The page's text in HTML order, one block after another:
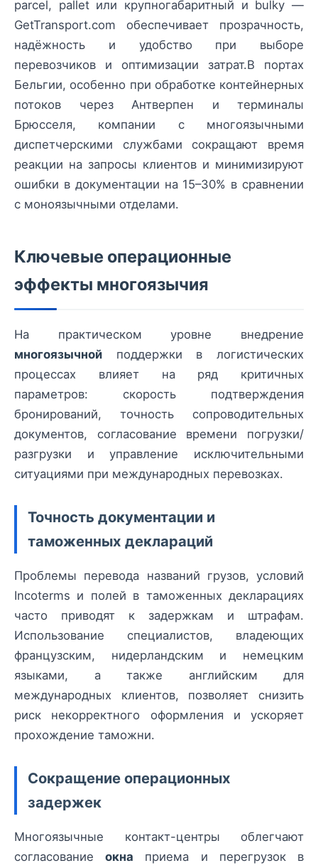
parcel, pallet или крупногабаритный и bulky —
GetTransport.com обеспечивает прозрачность,
надёжность и удобство при выборе
перевозчиков и оптимизации затрат.В портах
Бельгии, особенно при обработке контейнерных
потоков через Антверпен и терминалы
Брюсселя, компании с многоязычными
диспетчерскими службами сокращают время
реакции на запросы клиентов и минимизируют
ошибки в документации на 15–30% в сравнении
с моноязычными отделами.
Ключевые операционные
эффекты многоязычия
На практическом уровне внедрение
многоязычной поддержки в логистических
процессах влияет на ряд критичных
параметров: скорость подтверждения
бронирований, точность сопроводительных
документов, согласование времени погрузки/
разгрузки и управление исключительными
ситуациями при международных перевозках.
Точность документации и
таможенных деклараций
Проблемы перевода названий грузов, условий
Incoterms и полей в таможенных декларациях
часто приводят к задержкам и штрафам.
Использование специалистов, владеющих
французским, нидерландским и немецким
языками, а также английским для
международных клиентов, позволяет снизить
риск некорректного оформления и ускоряет
прохождение таможни.
Сокращение операционных
задержек
Многоязычные контакт-центры облегчают
согласованиеокна приема и перегрузок в